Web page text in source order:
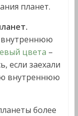
планет.
внутреннюю
цвета –
если заехали
внутреннюю
более